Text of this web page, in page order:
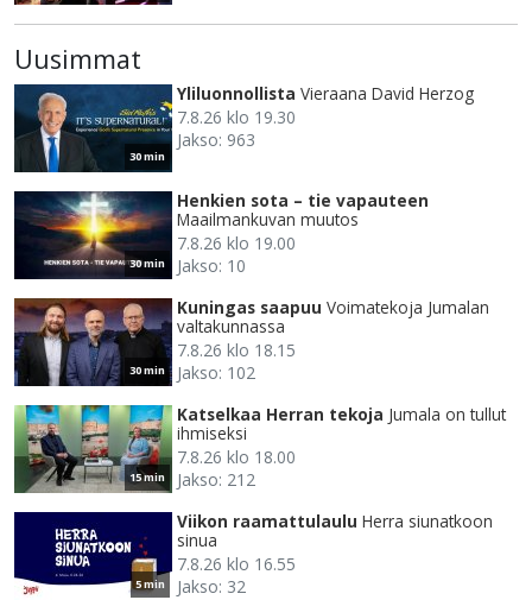
Uusimmat
30 min
Yliluonnollista Vieraana David Herzog
7.8.26 klo 19.30
Jakso: 963
30 min
Henkien sota – tie vapauteen
Maailmankuvan muutos
7.8.26 klo 19.00
Jakso: 10
30 min
Kuningas saapuu Voimatekoja Jumalan
valtakunnassa
7.8.26 klo 18.15
Jakso: 102
15 min
Katselkaa Herran tekoja Jumala on tullut
ihmiseksi
7.8.26 klo 18.00
Jakso: 212
5 min
Viikon raamattulaulu Herra siunatkoon
sinua
7.8.26 klo 16.55
Jakso: 32